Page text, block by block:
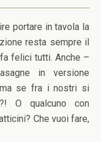
portare in tavola la
resta sempre il
felici tutti. Anche –
in versione
se fra i nostri si
O qualcuno con
Che vuoi fare,